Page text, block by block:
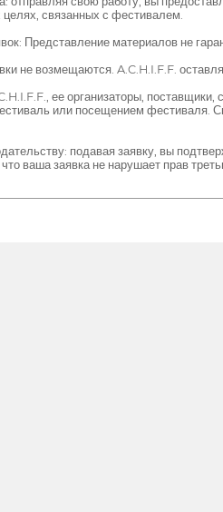
связанных с фестивалем.
Представление материалов не
не возмещаются. A.C.H.I.F.F.
ее организаторы,
или посещением фестиваля.
подавая заявку, вы
ваша заявка не нарушает прав